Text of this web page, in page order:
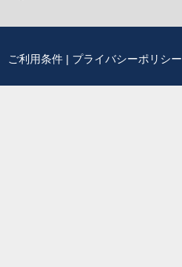
ご利用条件 | プライバシーポリシー